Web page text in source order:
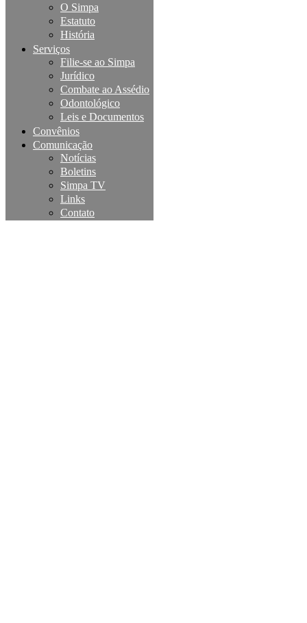
O Simpa
Estatuto
História
Serviços
Filie-se ao Simpa
Jurídico
Combate ao Assédio
Odontológico
Leis e Documentos
Convênios
Comunicação
Notícias
Boletins
Simpa TV
Links
Contato